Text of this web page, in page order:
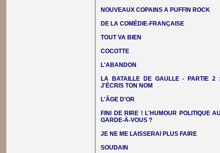
NOUVEAUX COPAINS A PUFFIN ROCK
DE LA COMÉDIE-FRANÇAISE
TOUT VA BIEN
COCOTTE
L'ABANDON
LA BATAILLE DE GAULLE - PARTIE 2
J'ÉCRIS TON NOM
L'ÂGE D'OR
FINI DE RIRE ! L'HUMOUR POLITIQUE
GARDE-À-VOUS ?
JE NE ME LAISSERAI PLUS FAIRE
SOUDAIN